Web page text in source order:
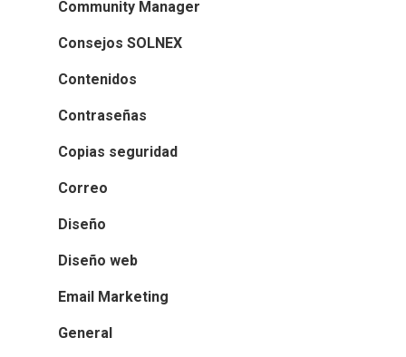
Community Manager
Consejos SOLNEX
Contenidos
Contraseñas
Copias seguridad
Correo
Diseño
Diseño web
Email Marketing
General